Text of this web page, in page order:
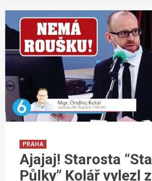
PRAHA
Ajajaj! Starosta
Půlky” Kolář vylezl